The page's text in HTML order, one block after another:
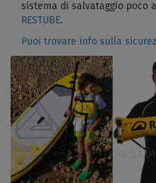
sistema di salvataggio poco
RESTUBE.
Puoi trovare info sulla